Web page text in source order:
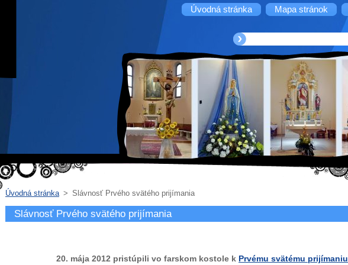
Úvodná stránka Mapa stránok
Úvodná stránka > Slávnosť Prvého svätého prijímania
Slávnosť Prvého svätého prijímania
20. mája 2012 pristúpili vo farskom kostole k Prvému svätému prijímaniu